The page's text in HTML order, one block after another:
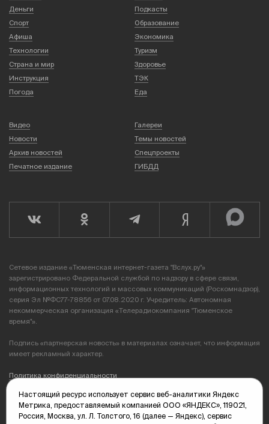
Деньги
Подкасты
Спорт
Образование
Афиша
Экономика
Технологии
Туризм
Страна и мир
Здоровье
Инструкция
ТЭК
Погода
Еда
Видео
Галереи
Новости
Темы новостей
Архив новостей
Спецпроекты
Печатное издание
ГИБДД
Сетевое издание «Тюменская интернет-газета "Вслух.ру"»
зарегистрировано Федеральной службой по надзору в сфере связи,
информационных технологий и массовых коммуникаций (Роскомнадзор),
серия Эл №ФС77-78856 от 07.08.2020 г. Учредитель: Автономная
некоммерческая организация «Телерадиокомпания "Тюменское
время"».
Подпись «партнерская новость» в материалах означает, что информация
имеет рекламный характер.
Политика конфиденциальности
Редакция: 625035, Тюмень, пр. Геологоразведчиков, 28А
(3452) 68-89-05
edit@vsluh.ru
Настоящий ресурс использует сервис веб-аналитики Яндекс
Метрика, предоставляемый компанией ООО «ЯНДЕКС», 119021,
Россия, Москва, ул. Л. Толстого, 16 (далее — Яндекс), сервис